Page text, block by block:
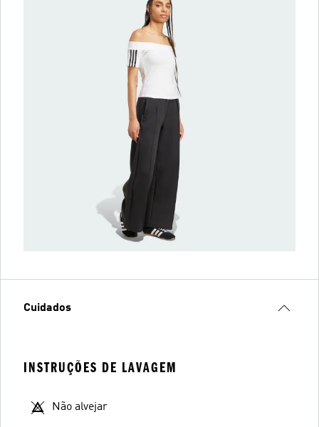
Cuidados
INSTRUÇÕES DE LAVAGEM
Não alvejar